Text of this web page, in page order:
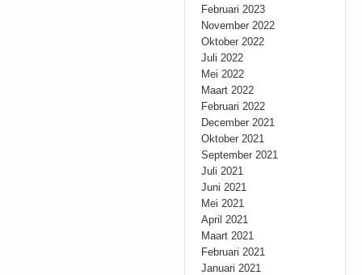
Februari 2023
November 2022
Oktober 2022
Juli 2022
Mei 2022
Maart 2022
Februari 2022
December 2021
Oktober 2021
September 2021
Juli 2021
Juni 2021
Mei 2021
April 2021
Maart 2021
Februari 2021
Januari 2021